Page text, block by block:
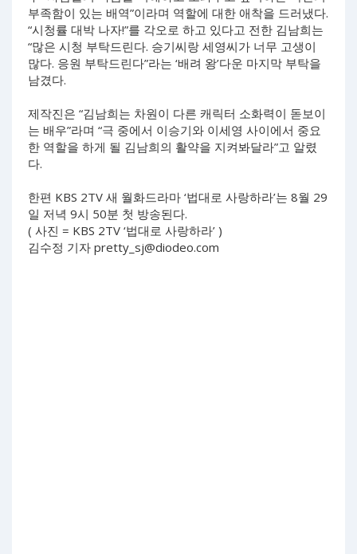
부족함이 있는 배역”이라며 역할에 대한 애착을 드러냈다.
“시청률 대박 나자!”를 각오로 하고 있다고 전한 김남희는
“많은 시청 부탁드린다. 승기씨랑 세영씨가 너무 고생이
많다. 응원 부탁드린다”라는 ‘배려 왕’다운 마지막 부탁을
남겼다.
제작진은 “김남희는 차원이 다른 캐릭터 소화력이 돋보이
는 배우”라며 “극 중에서 이승기와 이세영 사이에서 중요
한 역할을 하게 될 김남희의 활약을 지켜봐달라”고 알렸
다.
한편 KBS 2TV 새 월화드라마 ‘법대로 사랑하라’는 8월 29
일 저녁 9시 50분 첫 방송된다.
( 사진 = KBS 2TV ‘법대로 사랑하라’ )
김수정 기자 pretty_sj@diodeo.com